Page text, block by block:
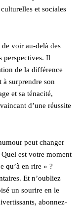
et sociales
voir au-delà des
perspectives. Il
de la différence
surprendre son
et sa ténacité,
d’une réussite
peut changer
est votre moment
qu’à en rire » ?
Et n’oubliez
un sourire en le
abonnez-